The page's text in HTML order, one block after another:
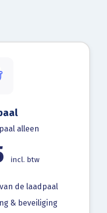
alleen
incl. btw
de laadpaal
& beveiliging